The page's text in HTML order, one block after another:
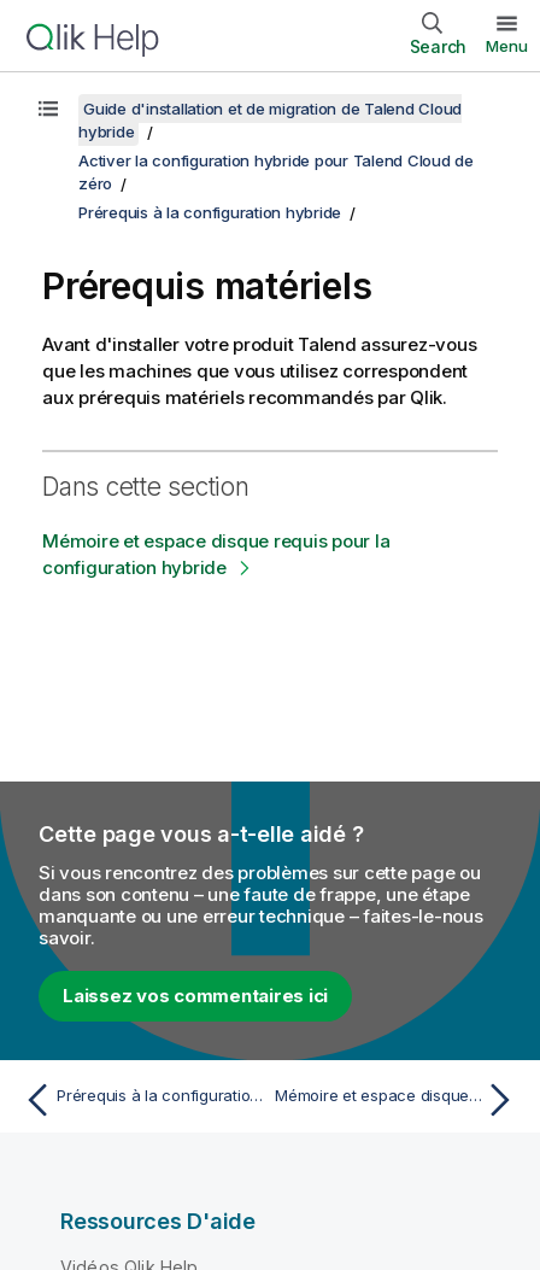
Search Menu
Guide d'installation et de migration de Talend Cloud
hybride
Activer la configuration hybride pour Talend Cloud de
zéro
Prérequis à la configuration hybride
Prérequis matériels
Avant d'installer votre produit Talend assurez-vous
que les machines que vous utilisez correspondent
aux prérequis matériels recommandés par Qlik.
Dans cette section
Mémoire et espace disque requis pour la
configuration hybride
Cette page vous a-t-elle aidé ?
Si vous rencontrez des problèmes sur cette page ou
dans son contenu – une faute de frappe, une étape
manquante ou une erreur technique – faites-le-nous
savoir.
Laissez vos commentaires ici
Prérequis à la configuration hybride Mémoire et espace disque requis pour la configuration hybride
Ressources D'aide